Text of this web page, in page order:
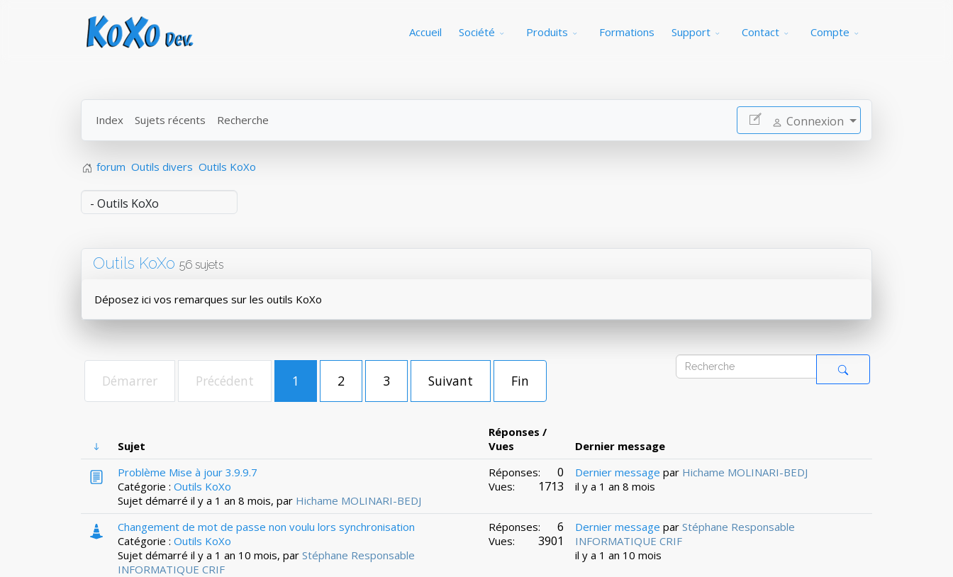
Accueil Société Produits Formations Support Contact Compte
Index Sujets récents Recherche Connexion
forum Outils divers Outils KoXo
Outils KoXo 56 sujets
Déposez ici vos remarques sur les outils KoXo
Démarrer Précédent 1 2 3 Suivant Fin
Sujet
Réponses /
Vues
Dernier message
Problème Mise à jour 3.9.9.7
Catégorie : Outils KoXo
Sujet démarré il y a 1 an 8 mois, par Hichame MOLINARI-BEDJ
Réponses: 0
Vues: 1713
Dernier message par Hichame MOLINARI-BEDJ
il y a 1 an 8 mois
Changement de mot de passe non voulu lors synchronisation
Catégorie : Outils KoXo
Sujet démarré il y a 1 an 10 mois, par Stéphane Responsable
INFORMATIQUE CRIF
Réponses: 6
Vues: 3901
Dernier message par Stéphane Responsable
INFORMATIQUE CRIF
il y a 1 an 10 mois